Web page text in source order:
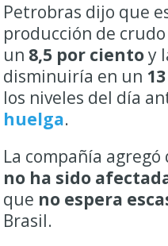
Petrobras dijo que
producción de
un 8,5 por cientoy
disminuiría en un
los niveles del día
huelga.
La compañía agregó
no ha sido
que no espera
Brasil.